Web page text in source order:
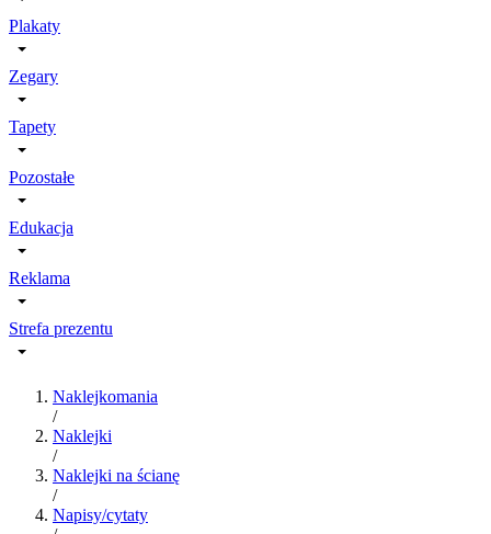
Plakaty
Zegary
Tapety
Pozostałe
Edukacja
Reklama
Strefa prezentu
Naklejkomania
/
Naklejki
/
Naklejki na ścianę
/
Napisy/cytaty